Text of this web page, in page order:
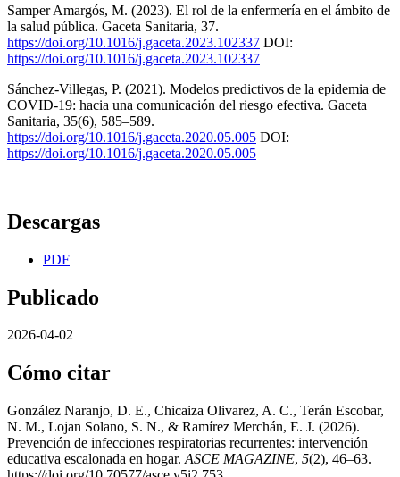
Samper Amargós, M. (2023). El rol de la enfermería en el ámbito de
la salud pública. Gaceta Sanitaria, 37.
https://doi.org/10.1016/j.gaceta.2023.102337 DOI:
https://doi.org/10.1016/j.gaceta.2023.102337
Sánchez-Villegas, P. (2021). Modelos predictivos de la epidemia de
COVID-19: hacia una comunicación del riesgo efectiva. Gaceta
Sanitaria, 35(6), 585–589.
https://doi.org/10.1016/j.gaceta.2020.05.005 DOI:
https://doi.org/10.1016/j.gaceta.2020.05.005
Descargas
PDF
Publicado
2026-04-02
Cómo citar
González Naranjo, D. E., Chicaiza Olivarez, A. C., Terán Escobar,
N. M., Lojan Solano, S. N., & Ramírez Merchán, E. J. (2026).
Prevención de infecciones respiratorias recurrentes: intervención
educativa escalonada en hogar. ASCE MAGAZINE, 5(2), 46–63.